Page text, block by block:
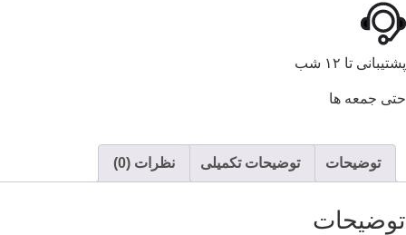
پشتیبانی تا ۱۲ شب
حتی جمعه ها
توضیحات توضیحات تکمیلی نظرات (0)
توضیحات